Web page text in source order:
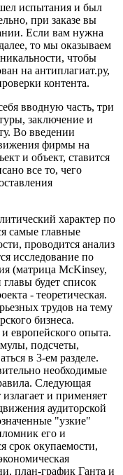
испытания и был
при заказе вы
Если вам нужна
то мы оказываем
чтобы
на антиплагиат.ру,
контента.
вводную часть, три
заключение и
Во введении
фирмы на
и объект, ставится
все то, чего
характер по
самые главные
проводится анализ
исследование по
(матрица McKinsey,
будет список
- теоретическая.
трудов на тему
бизнеса.
европейского опыта.
подсчеты,
в 3-ем разделе.
необходимые
Следующая
излагает и применяет
аудиторской
"узкие"
его и
срок окупаемости,
план-график Ганта и